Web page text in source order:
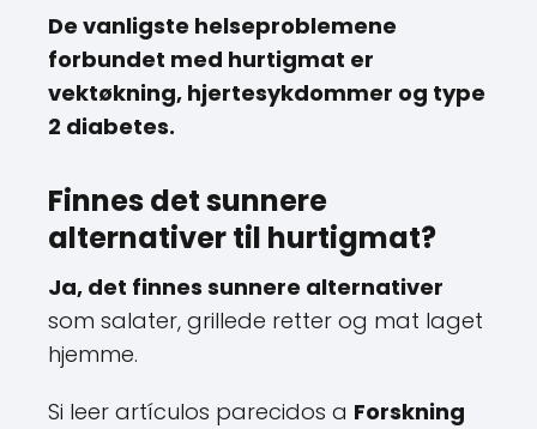
De vanligste helseproblemene
forbundet med hurtigmat er
vektøkning, hjertesykdommer og type
2 diabetes.
Finnes det sunnere
alternativer til hurtigmat?
Ja, det finnes sunnere alternativer
som salater, grillede retter og mat laget
hjemme.
Si leer artículos parecidos a Forskning